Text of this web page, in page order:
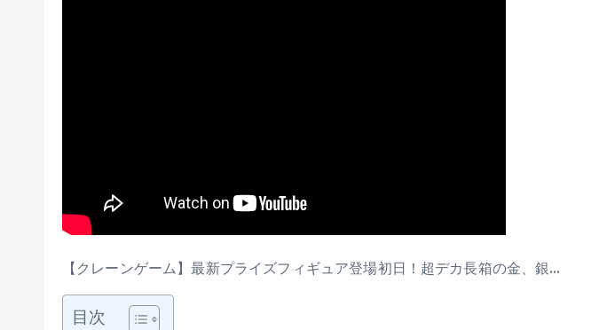
【クレーンゲーム】最新プライズフィギュア登場初日！超デカ長箱の金、銀…
目次